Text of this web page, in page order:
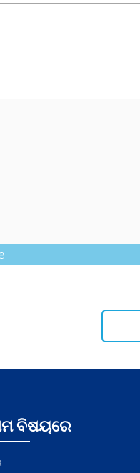
ବିଷୟରେ